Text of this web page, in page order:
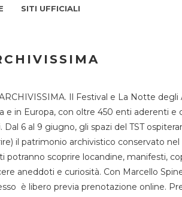
SITI UFFICIALI
Il Festival e La Notte
in Europa, con oltre 450 enti aderenti
6 al 9 giugno, gli spazi del TST
il patrimonio archivistico conservato
potranno scoprire locandine, manifesti,
aneddoti e curiosità. Con Marcello
è libero previa prenotazione online.